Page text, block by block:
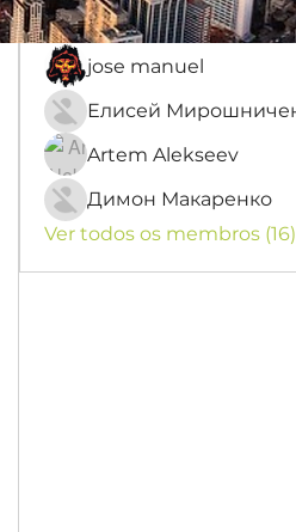
Anna Favorskaya
jose manuel
Artem Alekseev
Димон Макаренко
Ver todos os membros (16)